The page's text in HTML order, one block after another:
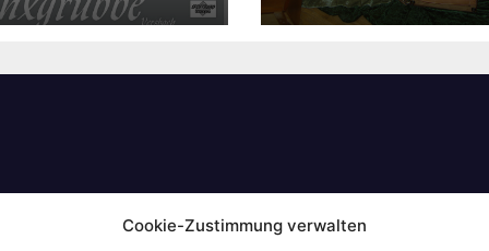
Cookie-Zustimmung verwalten